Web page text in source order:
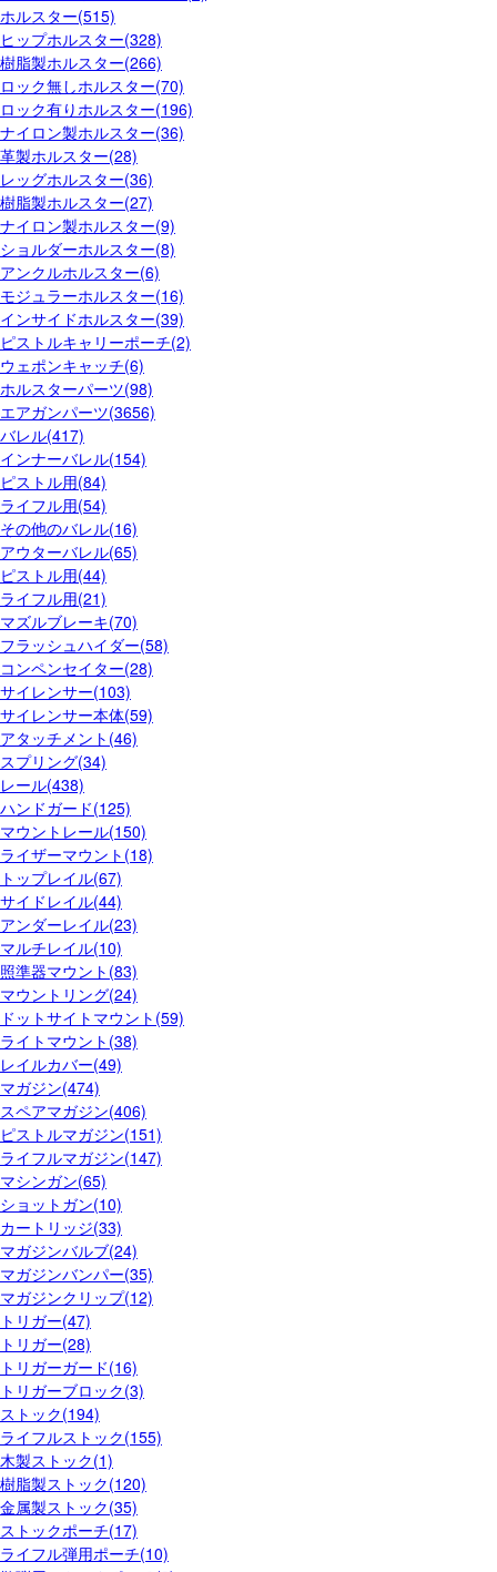
ホルスター(515)
ヒップホルスター(328)
樹脂製ホルスター(266)
ロック無しホルスター(70)
ロック有りホルスター(196)
ナイロン製ホルスター(36)
革製ホルスター(28)
レッグホルスター(36)
樹脂製ホルスター(27)
ナイロン製ホルスター(9)
ショルダーホルスター(8)
アンクルホルスター(6)
モジュラーホルスター(16)
インサイドホルスター(39)
ピストルキャリーポーチ(2)
ウェポンキャッチ(6)
ホルスターパーツ(98)
エアガンパーツ(3656)
バレル(417)
インナーバレル(154)
ピストル用(84)
ライフル用(54)
その他のバレル(16)
アウターバレル(65)
ピストル用(44)
ライフル用(21)
マズルブレーキ(70)
フラッシュハイダー(58)
コンペンセイター(28)
サイレンサー(103)
サイレンサー本体(59)
アタッチメント(46)
スプリング(34)
レール(438)
ハンドガード(125)
マウントレール(150)
ライザーマウント(18)
トップレイル(67)
サイドレイル(44)
アンダーレイル(23)
マルチレイル(10)
照準器マウント(83)
マウントリング(24)
ドットサイトマウント(59)
ライトマウント(38)
レイルカバー(49)
マガジン(474)
スペアマガジン(406)
ピストルマガジン(151)
ライフルマガジン(147)
マシンガン(65)
ショットガン(10)
カートリッジ(33)
マガジンバルブ(24)
マガジンバンパー(35)
マガジンクリップ(12)
トリガー(47)
トリガー(28)
トリガーガード(16)
トリガーブロック(3)
ストック(194)
ライフルストック(155)
木製ストック(1)
樹脂製ストック(120)
金属製ストック(35)
ストックポーチ(17)
ライフル弾用ポーチ(10)